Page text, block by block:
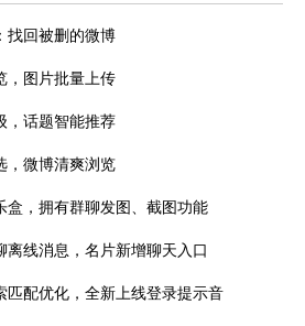
回被删的微博
图片批量上传
话题智能推荐
微博清爽浏览
，拥有群聊发图、截图功能
线消息，名片新增聊天入口
配优化，全新上线登录提示音